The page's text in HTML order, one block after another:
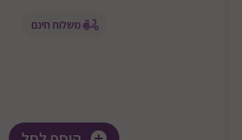
משלוח חינם